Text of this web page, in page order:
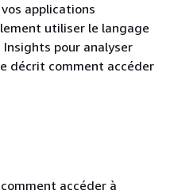
applications
utiliser le langage
pour analyser
décrit comment accéder
accéder à